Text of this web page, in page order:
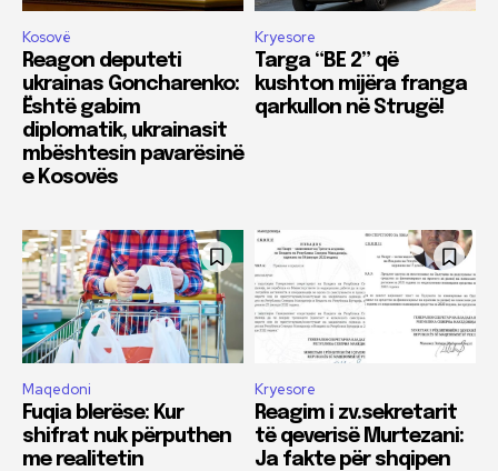
Kosovë
Reagon deputeti
ukrainas Goncharenko:
Është gabim
diplomatik, ukrainasit
mbështesin pavarësinë
e Kosovës
Kryesore
Targa “BE 2” që
kushton mijëra franga
qarkullon në Strugë!
Maqedoni
Fuqia blerëse: Kur
shifrat nuk përputhen
me realitetin
Kryesore
Reagim i zv.sekretarit
të qeverisë Murtezani:
Ja fakte për shqipen